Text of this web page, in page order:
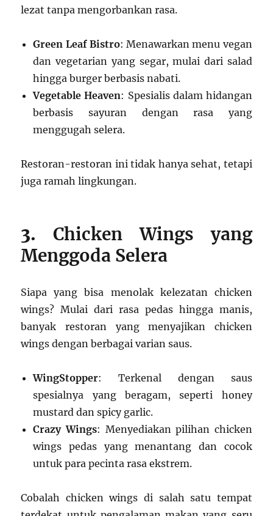
lezat tanpa mengorbankan rasa.
Green Leaf Bistro: Menawarkan menu vegan
dan vegetarian yang segar, mulai dari salad
hingga burger berbasis nabati.
Vegetable Heaven: Spesialis dalam hidangan
berbasis sayuran dengan rasa yang
menggugah selera.
Restoran-restoran ini tidak hanya sehat, tetapi
juga ramah lingkungan.
3.Chicken Wings yang
Menggoda Selera
Siapa yang bisa menolak kelezatan chicken
wings? Mulai dari rasa pedas hingga manis,
banyak restoran yang menyajikan chicken
wings dengan berbagai varian saus.
WingStopper: Terkenal dengan saus
spesialnya yang beragam, seperti honey
mustard dan spicy garlic.
Crazy Wings: Menyediakan pilihan chicken
wings pedas yang menantang dan cocok
untuk para pecinta rasa ekstrem.
Cobalah chicken wings di salah satu tempat